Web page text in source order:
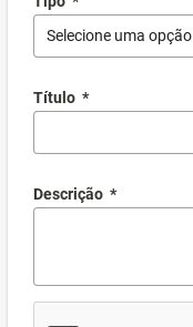
Selecione uma opção
Título *
Descrição *